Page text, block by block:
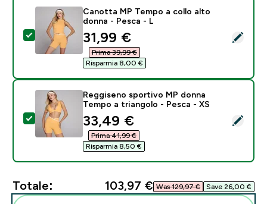
Seleziona questo prodotto - Canotta MP Tempo a
Canotta MP Tempo a collo alto
donna - Pesca - L
discounted price
31,99 €‎
Prima 39,99 €‎
Risparmia 8,00 €‎
Seleziona questo prodotto - Reggiseno sportivo MP
Reggiseno sportivo MP donna
Tempo a triangolo - Pesca - XS
discounted price
33,49 €‎
Prima 41,99 €‎
Risparmia 8,50 €‎
Totale: 103,97 €‎ Was 129,97 €‎ Save 26,00 €‎